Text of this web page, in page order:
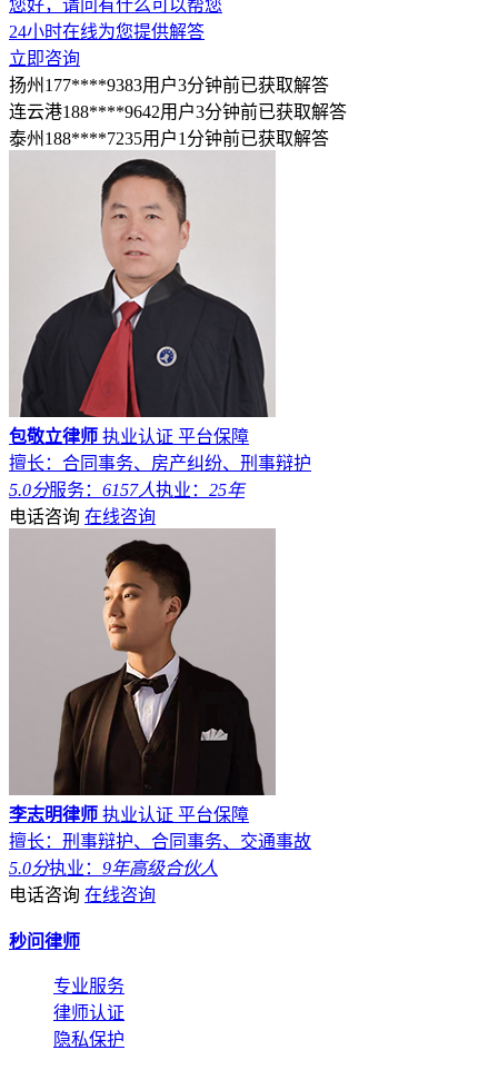
您好，请问有什么可以帮您
24小时在线为您提供解答
立即咨询
扬州177****9383用户3分钟前已获取解答
连云港188****9642用户3分钟前已获取解答
泰州188****7235用户1分钟前已获取解答
包敬立律师 执业认证 平台保障
擅长：合同事务、房产纠纷、刑事辩护
5.0分服务： 6157人执业： 25年
电话咨询 在线咨询
李志明律师 执业认证 平台保障
擅长：刑事辩护、合同事务、交通事故
5.0分执业： 9年高级合伙人
电话咨询 在线咨询
秒问律师
专业服务
律师认证
隐私保护